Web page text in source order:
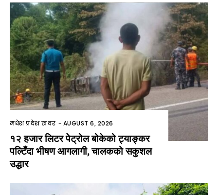
मधेश प्रदेश खवर - AUGUST 6, 2026
१२ हजार लिटर पेट्रोल बोकेको ट्याङ्कर
पल्टिँदा भीषण आगलागी, चालकको सकुशल
उद्धार